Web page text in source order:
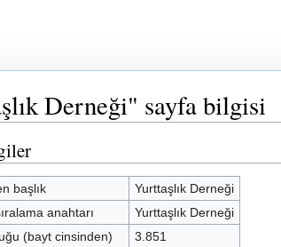
Derneği" sayfa bilgisi
başlık
Yurttaşlık Derneği
anahtarı
Yurttaşlık Derneği
(bayt cinsinden)
3.851